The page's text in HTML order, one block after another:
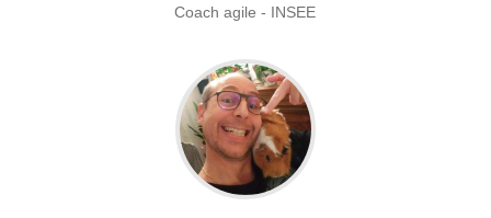
Coach agile - INSEE